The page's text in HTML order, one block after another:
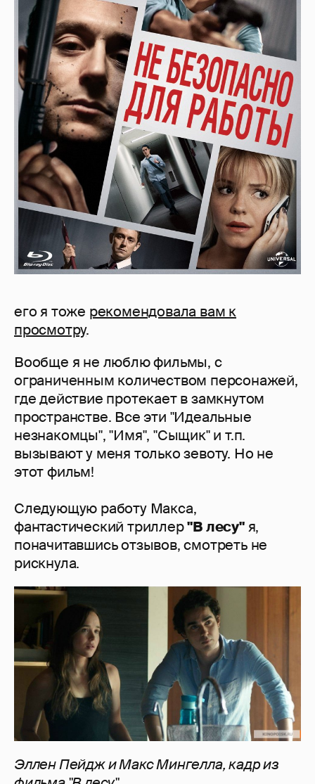
его я тоже рекомендовала вам к
просмотру.
Вообще я не люблю фильмы, с
ограниченным количеством персонажей,
где действие протекает в замкнутом
пространстве. Все эти "Идеальные
незнакомцы", "Имя", "Сыщик" и т.п.
вызывают у меня только зевоту. Но не
этот фильм!
Следующую работу Макса,
фантастический триллер"В лесу"я,
поначитавшись отзывов, смотреть не
рискнула.
Эллен Пейдж и Макс Мингелла, кадр из